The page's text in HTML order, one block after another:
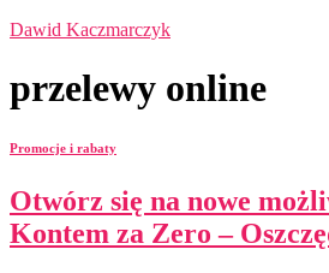
Dawid Kaczmarczyk
przelewy online
Promocje i rabaty
Otwórz się na nowe
Kontem za Zero –